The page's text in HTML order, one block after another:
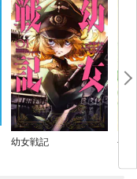
幼女戦記 今